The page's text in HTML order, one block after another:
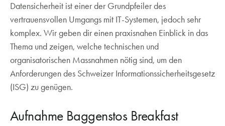
Datensicherheit ist einer der Grundpfeiler des
vertrauensvollen Umgangs mit IT-Systemen, jedoch sehr
komplex. Wir geben dir einen praxisnahen Einblick in das
Thema und zeigen, welche technischen und
organisatorischen Massnahmen nötig sind, um den
Anforderungen des Schweizer Informationssicherheitsgesetz
(ISG) zu genügen.
Aufnahme Baggenstos Breakfast